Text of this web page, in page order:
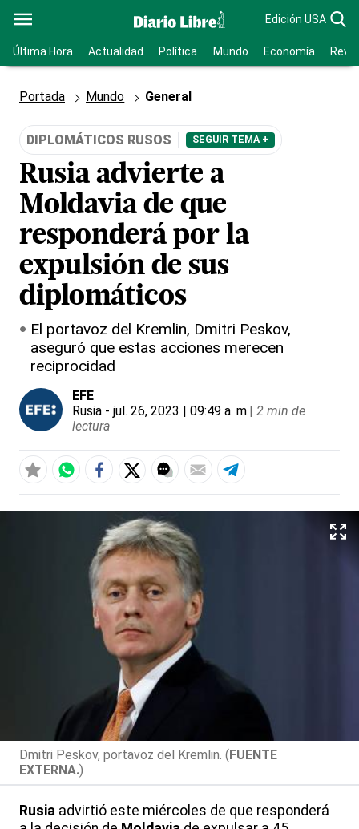
Edición USA
Última Hora Actualidad Política Mundo Economía
Portada Mundo General
DIPLOMÁTICOS RUSOS SEGUIR TEMA +
Rusia advierte a
Moldavia de que
responderá por la
expulsión de sus
diplomáticos
El portavoz del Kremlin, Dmitri Peskov,
aseguró que estas acciones merecen
reciprocidad
EFE
Rusia - jul. 26, 2023 | 09:49 a. m.| 2 min de
lectura
Dmitri Peskov, portavoz del Kremlin. (FUENTE
EXTERNA.)
Rusia advirtió este miércoles de que responderá